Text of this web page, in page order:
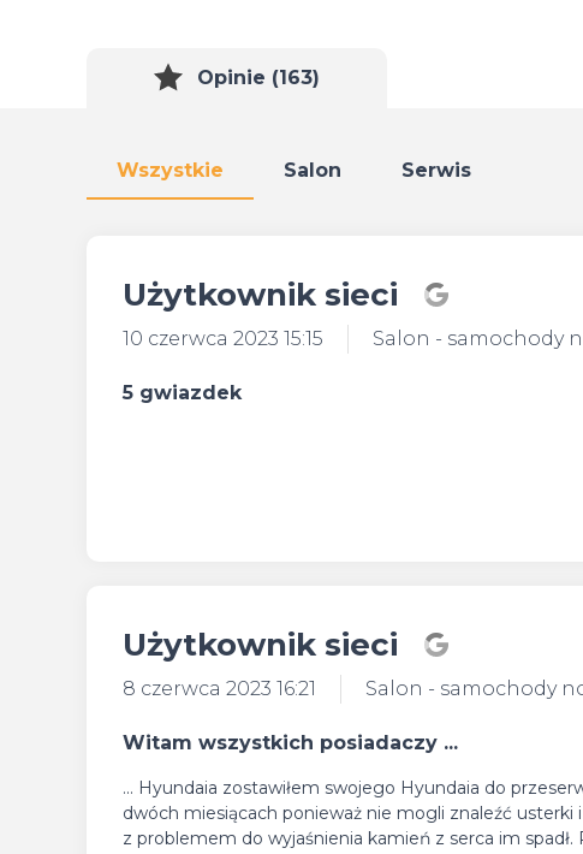
Opinie (163)
Wszystkie Salon Serwis
Użytkownik sieci
10 czerwca 2023 15:15 Salon - samochody
5 gwiazdek
Użytkownik sieci
8 czerwca 2023 16:21 Salon - samochody
Witam wszystkich posiadaczy ...
... Hyundaia zostawiłem swojego Hyundaia do
dwóch miesiącach ponieważ nie mogli znaleźć
z problemem do wyjaśnienia kamień z serca im